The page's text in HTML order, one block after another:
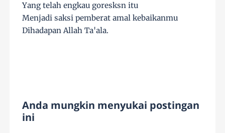
Yang telah engkau goresksn itu
Menjadi saksi pemberat amal kebaikanmu
Dihadapan Allah Ta'ala.
Anda mungkin menyukai postingan
ini